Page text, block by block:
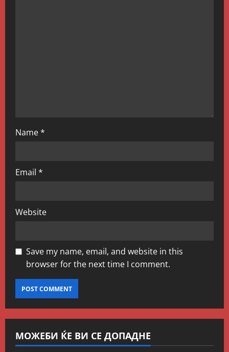
Name*
Email *
Website
Save my name, email, and website in this
browser for the next time I comment.
МОЖЕБИ ЌЕ ВИ СЕ ДОПАДНЕ